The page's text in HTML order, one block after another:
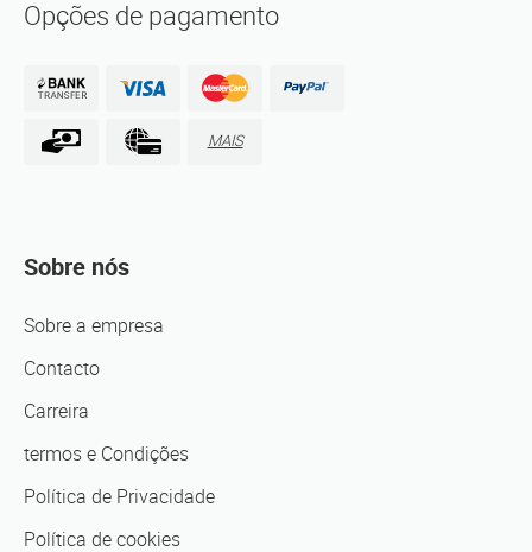
Opções de pagamento
MAIS
Sobre nós
Sobre a empresa
Contacto
Carreira
termos e Condições
Política de Privacidade
Política de cookies